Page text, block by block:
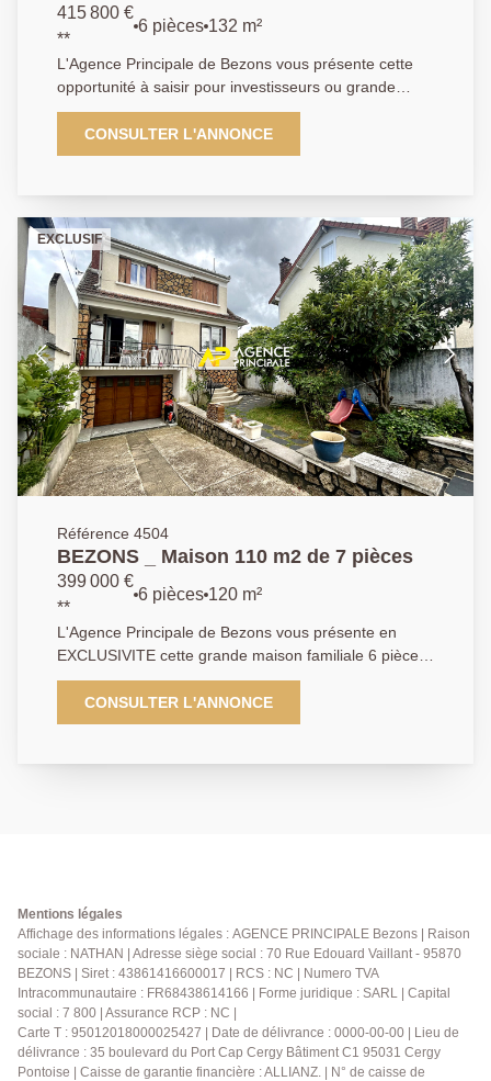
415 800 €
**
6 pièces 132 m²
L'Agence Principale de Bezons vous présente cette
opportunité à saisir pour investisseurs ou grande
famille. Bien composé de 2 maisons situées sur un
même terrain avec terrasse dans un quartier
pavillonnaire très calme proche du nouveau quartier
entrée, un vaste séjour, une cuisine aménagée et d'un
wc. La visite se poursuit à l'étage par une chambre
avec dressing et d'une salle de bains . Au 2ème étage
: une chambre spacieuse de plus de 16 m2 (au sol )
La 2 ème maison se compose d'une entrée , d'une
salle de bains , d'un séjour avec cuisine ouverte , de 2
chambres ( 11,35 m2 et 9 m2 ) et d'un bureau
(mezzanine) . Un terrain d'environ de 300 m2 , un
garage privatif ainsi qu'une cave viennent compléter
la description de ce bien de qualité. N'hésitez pas à
nous contacter pour tout renseignement
complémentaire et organiser une visite . AP : 01 34 34
39 29
CONSULTER L'ANNONCE
EXCLUSIF
Référence 4504
BEZONS _ Maison 110 m2 de 7 pièces
399 000 €
**
6 pièces 120 m²
L'Agence Principale de Bezons vous présente en
EXCLUSIVITE cette grande maison familiale 6 pièces
d'environ 110m2 édifiée sur une parcelle de 295m2.
La visite débute par une entrée, une cuisine séparée
aménagée avec un couloir pour accéder à un très
stockage et un grand garage. De beaux volumes,
travaux de rafraichissement à prévoir. Sans oublier,
un très grand jardin et un environnement calme et
pavillonnaire. Les informations sur les risques
auxquels ce bien est exposé sont disponibles sur le
site Géorisques : www.georisques.gouv.fr. Il vous sera
demandé de nous présenter une pièce d'identité
avant chaque visite. Visites sur rendez-vous, n'hésitez
CONSULTER L'ANNONCE
Mentions légales
Affichage des informations légales : AGENCE PRINCIPALE Bezons | Raison
sociale : NATHAN | Adresse siège social : 70 Rue Edouard Vaillant - 95870
BEZONS | Siret : 43861416600017 | RCS : NC | Numero TVA
Intracommunautaire : FR68438614166 | Forme juridique : SARL | Capital
social : 7 800 | Assurance RCP : NC |
Carte T : 95012018000025427 | Date de délivrance : 0000-00-00 | Lieu de
délivrance : 35 boulevard du Port Cap Cergy Bâtiment C1 95031 Cergy
Pontoise | Caisse de garantie financière : ALLIANZ. | N° de caisse de